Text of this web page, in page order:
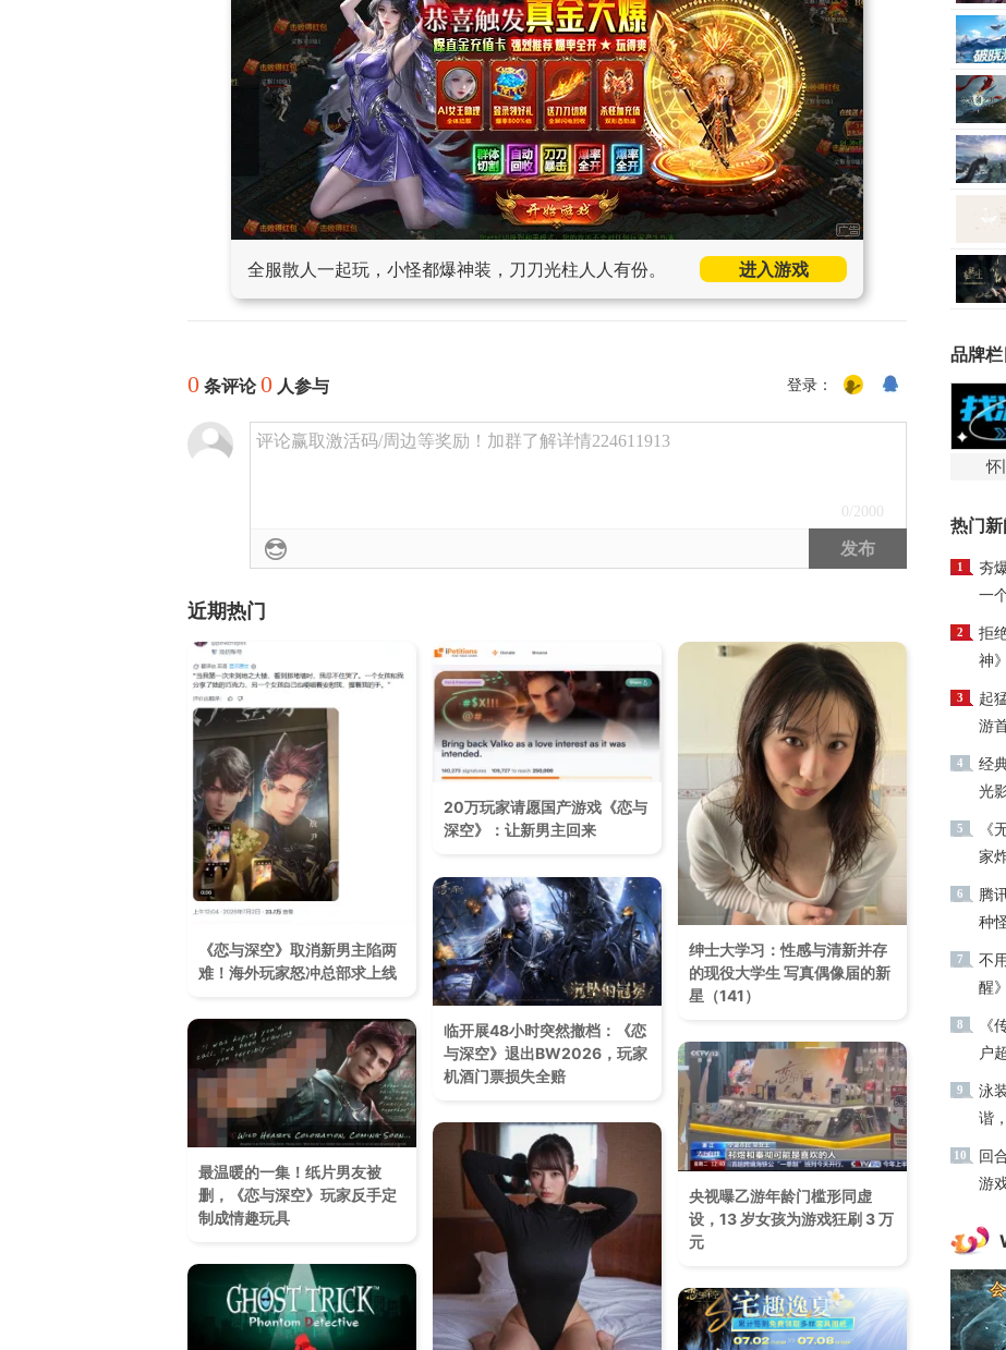
全服散人一起玩，小怪都爆神装，刀刀光柱人人有份。 进入游戏
0 条评论0 人参与 登录：
评论赢取激活码/周边等奖励！加群了解详情224611913
0 /2000
发布
近期热门
《恋与深空》取消新男主陷两
难！海外玩家怒冲总部求上线
20万玩家请愿国产游戏《恋与
深空》：让新男主回来
绅士大学习：性感与清新并存
的现役大学生 写真偶像届的新
星（141）
临开展48小时突然撤档：《恋
与深空》退出BW2026，玩家
机酒门票损失全赔
最温暖的一集！纸片男友被
删，《恋与深空》玩家反手定
制成情趣玩具
央视曝乙游年龄门槛形同虚
设，13 岁女孩为游戏狂刷 3 万
元
品牌栏
怀
热门
1
夯
一
2
拒
神
3
起
游
4
经
光
5
《
家
6
腾
种
7
不
醒
8
《
户
9
泳
谐
10
回
游